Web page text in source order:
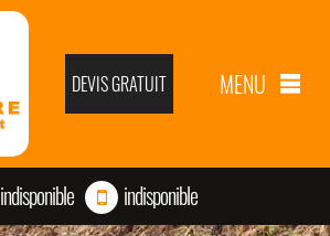
DEVIS GRATUIT MENU
indisponible indisponible